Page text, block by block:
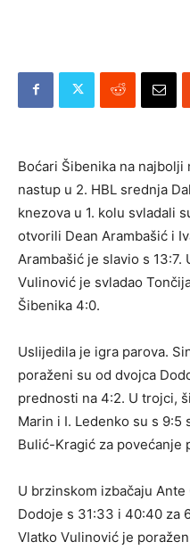
Boćari Šibenika na
nastup u 2. HBL srednja
knezova u 1. kolu svladali
otvorili Dean Arambašić i
Arambašić je slavio s
Vulinović je svladao
Šibenika 4:0.
Uslijedila je igra parova.
poraženi su od dvojca
prednosti na 4:2. U trojci,
Marin i I. Ledenko su s
Bulić-Kragić za povećanje
U brzinskom izbačaju
Dodoje s 31:33 i 40:40 za
Vlatko Vulinović je